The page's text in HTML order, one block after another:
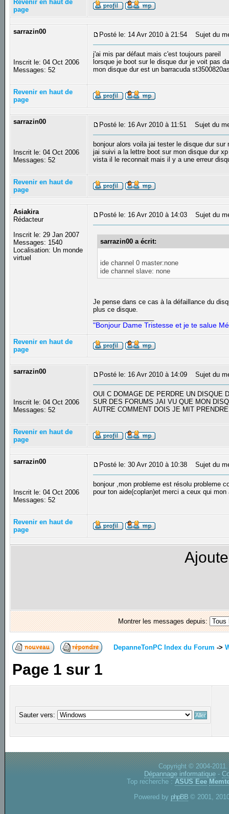
Revenir en haut de
page
sarrazin00
Inscrit le: 04 Oct 2006
Messages: 52
Posté le: 14 Avr 2010 à 21:54 Sujet du
j'ai mis par défaut mais c'est toujours pareil
lorsque je boot sur le disque dur je voit pas
mon disque dur est un barracuda
Revenir en haut de
page
sarrazin00
Inscrit le: 04 Oct 2006
Messages: 52
Posté le: 16 Avr 2010 à 11:51 Sujet du
bonjour alors voila jai tester le disque dur
jai suivi a la lettre boot sur mon disque dur
vista il le reconnait mais il y a une erreur
Revenir en haut de
page
Asiakira
Rédacteur
Inscrit le: 29 Jan 2007
Messages: 1540
Localisation: Un monde
virtuel
Posté le: 16 Avr 2010 à 14:03 Sujet du
sarrazin00 a écrit:
ide channel 0 master:none
ide channel slave: none
Je pense dans ce cas à la défaillance du
plus ce disque.
"Bonjour Dame Tristesse et je te salue
Revenir en haut de
page
sarrazin00
Inscrit le: 04 Oct 2006
Messages: 52
Posté le: 16 Avr 2010 à 14:09 Sujet du
OUI C DOMAGE DE PERDRE UN DISQUE
SUR DES FORUMS JAI VU QUE MON
AUTRE COMMENT DOIS JE MIT
Revenir en haut de
page
sarrazin00
Inscrit le: 04 Oct 2006
Messages: 52
Posté le: 30 Avr 2010 à 10:38 Sujet du
bonjour ,mon probleme est résolu probleme
pour ton aide(coplan)et merci a ceux qui
Revenir en haut de
page
Montrer les messages depuis:
DepanneTonPC Index du Forum ->
Page 1 sur 1
Sauter vers:
Copyright © 2004-
Dépannage informatique -
Top recherche : ASUS Eee
Powered by phpBB © 2001,